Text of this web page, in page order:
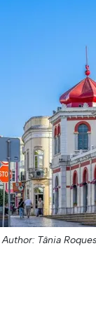
Author: Tânia